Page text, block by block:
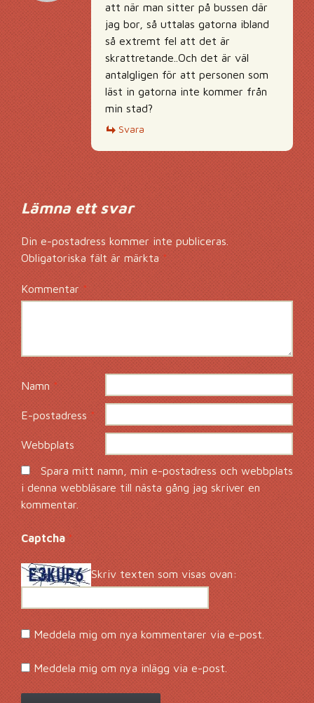
att när man sitter på bussen där
jag bor, så uttalas gatorna ibland
så extremt fel att det är
skrattretande..Och det är väl
antalgligen för att personen som
läst in gatorna inte kommer från
min stad?
Svara
Lämna ett svar
Din e-postadress kommer inte publiceras.
Obligatoriska fält är märkta *
Kommentar *
Namn *
E-postadress*
Webbplats
Spara mitt namn, min e-postadress och webbplats
i denna webbläsare till nästa gång jag skriver en
kommentar.
Captcha*
Skriv texten som visas ovan:
Meddela mig om nya kommentarer via e-post.
Meddela mig om nya inlägg via e-post.